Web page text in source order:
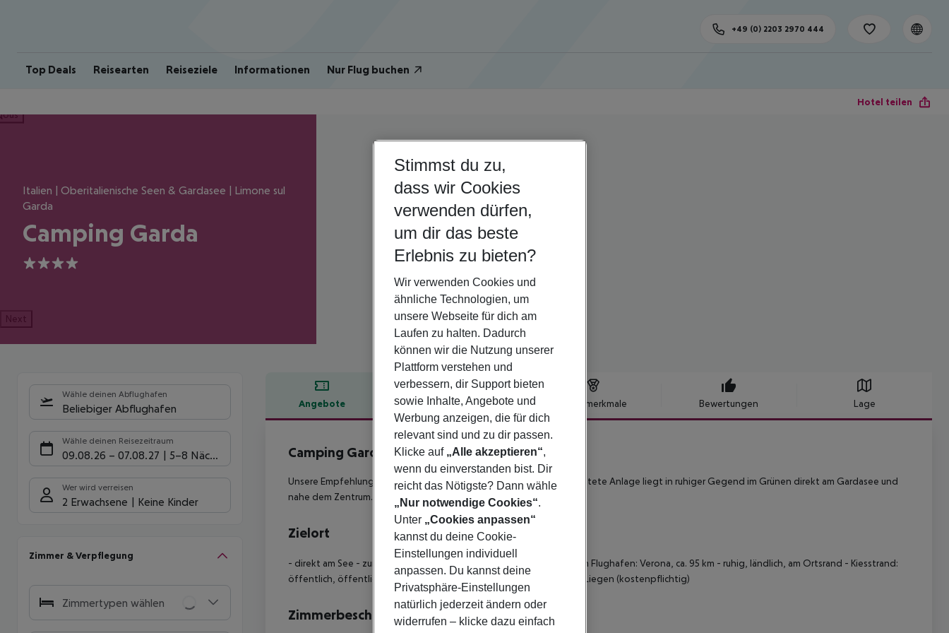
Top Deals Reisearten Reiseziele Informationen Nur Flug buchen
+49 (0) 2203 2970 444
Hotel teilen
Italien | Oberitalienische Seen & Gardasee | Limone sul
Garda
Camping Garda
4
Next
Wähle deinen Abflughafen
Beliebiger Abflughafen
Wähle deinen Reisezeitraum
09.08.26 – 07.08.27 5-8 Nächte
Wer wird verreisen
2 Erwachsene Keine Kinder
Zimmer & Verpflegung
Zimmertypen wählen
Angebote Hotelbeschreibung Hotelmerkmale Bewertungen Lage
Hotelbeschreibung
Camping Garda
4
Unsere Empfehlung für Familien und Ruhesuchende! Die schön gestaltete Anlage liegt in ruhiger Gegend im Grünen direkt am Gardasee und
nahe dem Zentrum.
Zielort
- direkt am See - zum Ortszentrum: Limone sul Garda, ca. 500 m - zum Flughafen: Verona, ca. 95 km - ruhig, ländlich, am Ortsrand - Kiesstrand:
öffentlich, öffentliche Strandbar, Sonnenschirme (kostenpflichtig), Liegen (kostenpflichtig)
Zimmerbeschreibung
Stimmst du zu,
dass wir Cookies
verwenden dürfen,
um dir das beste
Erlebnis zu bieten?
Wir verwenden Cookies und
ähnliche Technologien, um
unsere Webseite für dich am
Laufen zu halten. Dadurch
können wir die Nutzung unserer
Plattform verstehen und
verbessern, dir Support bieten
sowie Inhalte, Angebote und
Werbung anzeigen, die für dich
relevant sind und zu dir passen.
Klicke auf „Alle akzeptieren“,
wenn du einverstanden bist. Dir
reicht das Nötigste? Dann wähle
„Nur notwendige Cookies“.
Unter „Cookies anpassen“
kannst du deine Cookie-
Einstellungen individuell
anpassen. Du kannst deine
Privatsphäre-Einstellungen
natürlich jederzeit ändern oder
widerrufen – klicke dazu einfach